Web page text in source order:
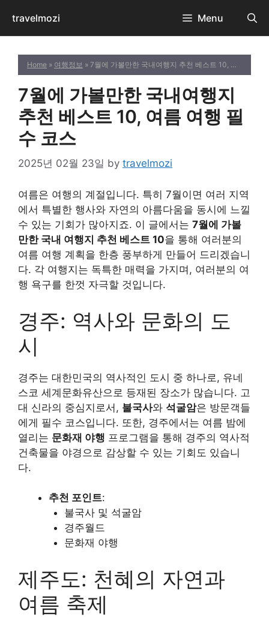
content
travelmozi Menu
Home » 여행정보 » 7월에 가볼만한 국내여행지 추천 베스트 10, 여름 여행 필수 코스
7월에 가볼만한 국내여행지
추천 베스트 10, 여름 여행 필
수 코스
2025년 02월 23일 by travelmozi
여름은 여행의 계절입니다. 특히 7월이면 여러 지역
에서 특별한 행사와 자연의 아름다움을 동시에 느낄
수 있는 기회가 많아지죠. 이 글에서는 7월에 가볼
만한 국내 여행지 추천 베스트 10을 통해 여러분의
여름 여행 계획을 한층 풍부하게 만들어 드리겠습니
다. 각 여행지는 독특한 매력을 가지며, 여러분의 여
행 욕구를 한껏 자극할 것입니다.
경주: 역사와 문화의 도
시
경주는 대한민국의 역사적인 도시 중 하나로, 유네
스코 세계문화유산으로 등재된 장소가 많습니다. 고
대 신라의 중심지로서, 불국사와 석굴암은 방문객들
에게 필수 코스입니다. 또한, 경주에서는 여름 밤에
열리는 문화재 야행 프로그램을 통해 경주의 역사적
건축물을 야경으로 감상할 수 있는 기회도 있습니
다.
추천 포인트:
불국사 및 석굴암
경주월드
문화재 야행
제주도: 천혜의 자연과
여름 축제